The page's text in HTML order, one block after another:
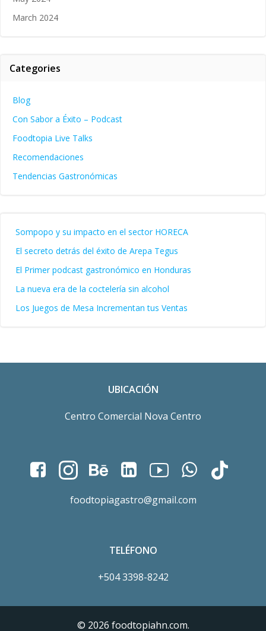
March 2024
Categories
Blog
Con Sabor a Éxito – Podcast
Foodtopia Live Talks
Recomendaciones
Tendencias Gastronómicas
Sompopo y su impacto en el sector HORECA
El secreto detrás del éxito de Arepa Tegus
El Primer podcast gastronómico en Honduras
La nueva era de la coctelería sin alcohol
Los Juegos de Mesa Incrementan tus Ventas
UBICACIÓN
Centro Comercial Nova Centro
foodtopiagastro@gmail.com
TELÉFONO
+504 3398-8242
© 2026 foodtopiahn.com.